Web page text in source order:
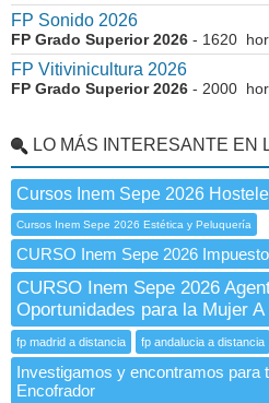
FP Sonido 2026
FP Grado Superior 2026 - 1620
FP Vitivinicultura 2026
FP Grado Superior 2026 - 2000
LO MÁS INTERESANTE EN
Cursos Inem Sepe 2026
Cursos Inem Sepe 2026 Estética y Peluquería
CURSO Inem Sepe 2026
CURSO Inem Sepe 2026
Oportunidades para la Mujer
fp madrid a distancia fp andalucia a distancia
Investigamos y encontramos para
Encofrador